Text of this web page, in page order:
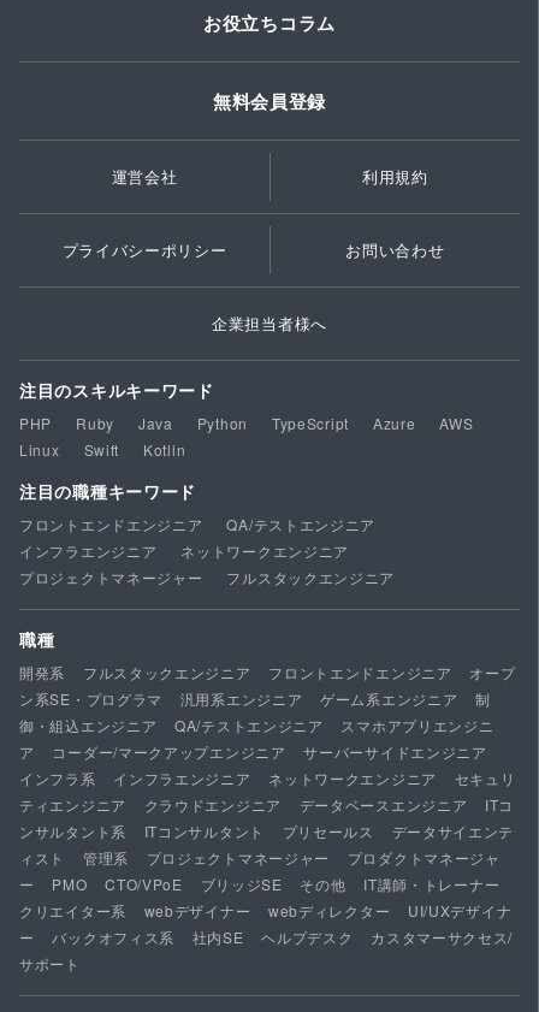
お役立ちコラム
無料会員登録
運営会社 利用規約
プライバシーポリシー お問い合わせ
企業担当者様へ
注目のスキルキーワード
PHP Ruby Java Python TypeScript Azure
AWS
Linux
Swift Kotlin
注目の職種キーワード
フロントエンドエンジニア
QA/テストエンジニア
インフラエンジニア
ネットワークエンジニア
プロジェクトマネージャー
フルスタックエンジニア
職種
開発系 フルスタックエンジニア フロントエンドエンジニア
オープ
ン系SE・プログラマ
汎用系エンジニア ゲーム系エンジニア
制
御・組込エンジニア
QA/テストエンジニア
スマホアプリエンジニ
ア
コーダー/マークアップエンジニア
サーバーサイドエンジニア
インフラ系
インフラエンジニア ネットワークエンジニア
セキュリ
ティエンジニア
クラウドエンジニア データベースエンジニア
ITコ
ンサルタント系
ITコンサルタント プリセールス
データサイエンテ
ィスト
管理系 プロジェクトマネージャー
プロダクトマネージャ
ー
PMO CTO/VPoE ブリッジSE その他
IT講師・トレーナー
クリエイター系
webデザイナー webディレクター
UI/UXデザイナ
ー
バックオフィス系 社内SE ヘルプデスク
カスタマーサクセス/
サポート